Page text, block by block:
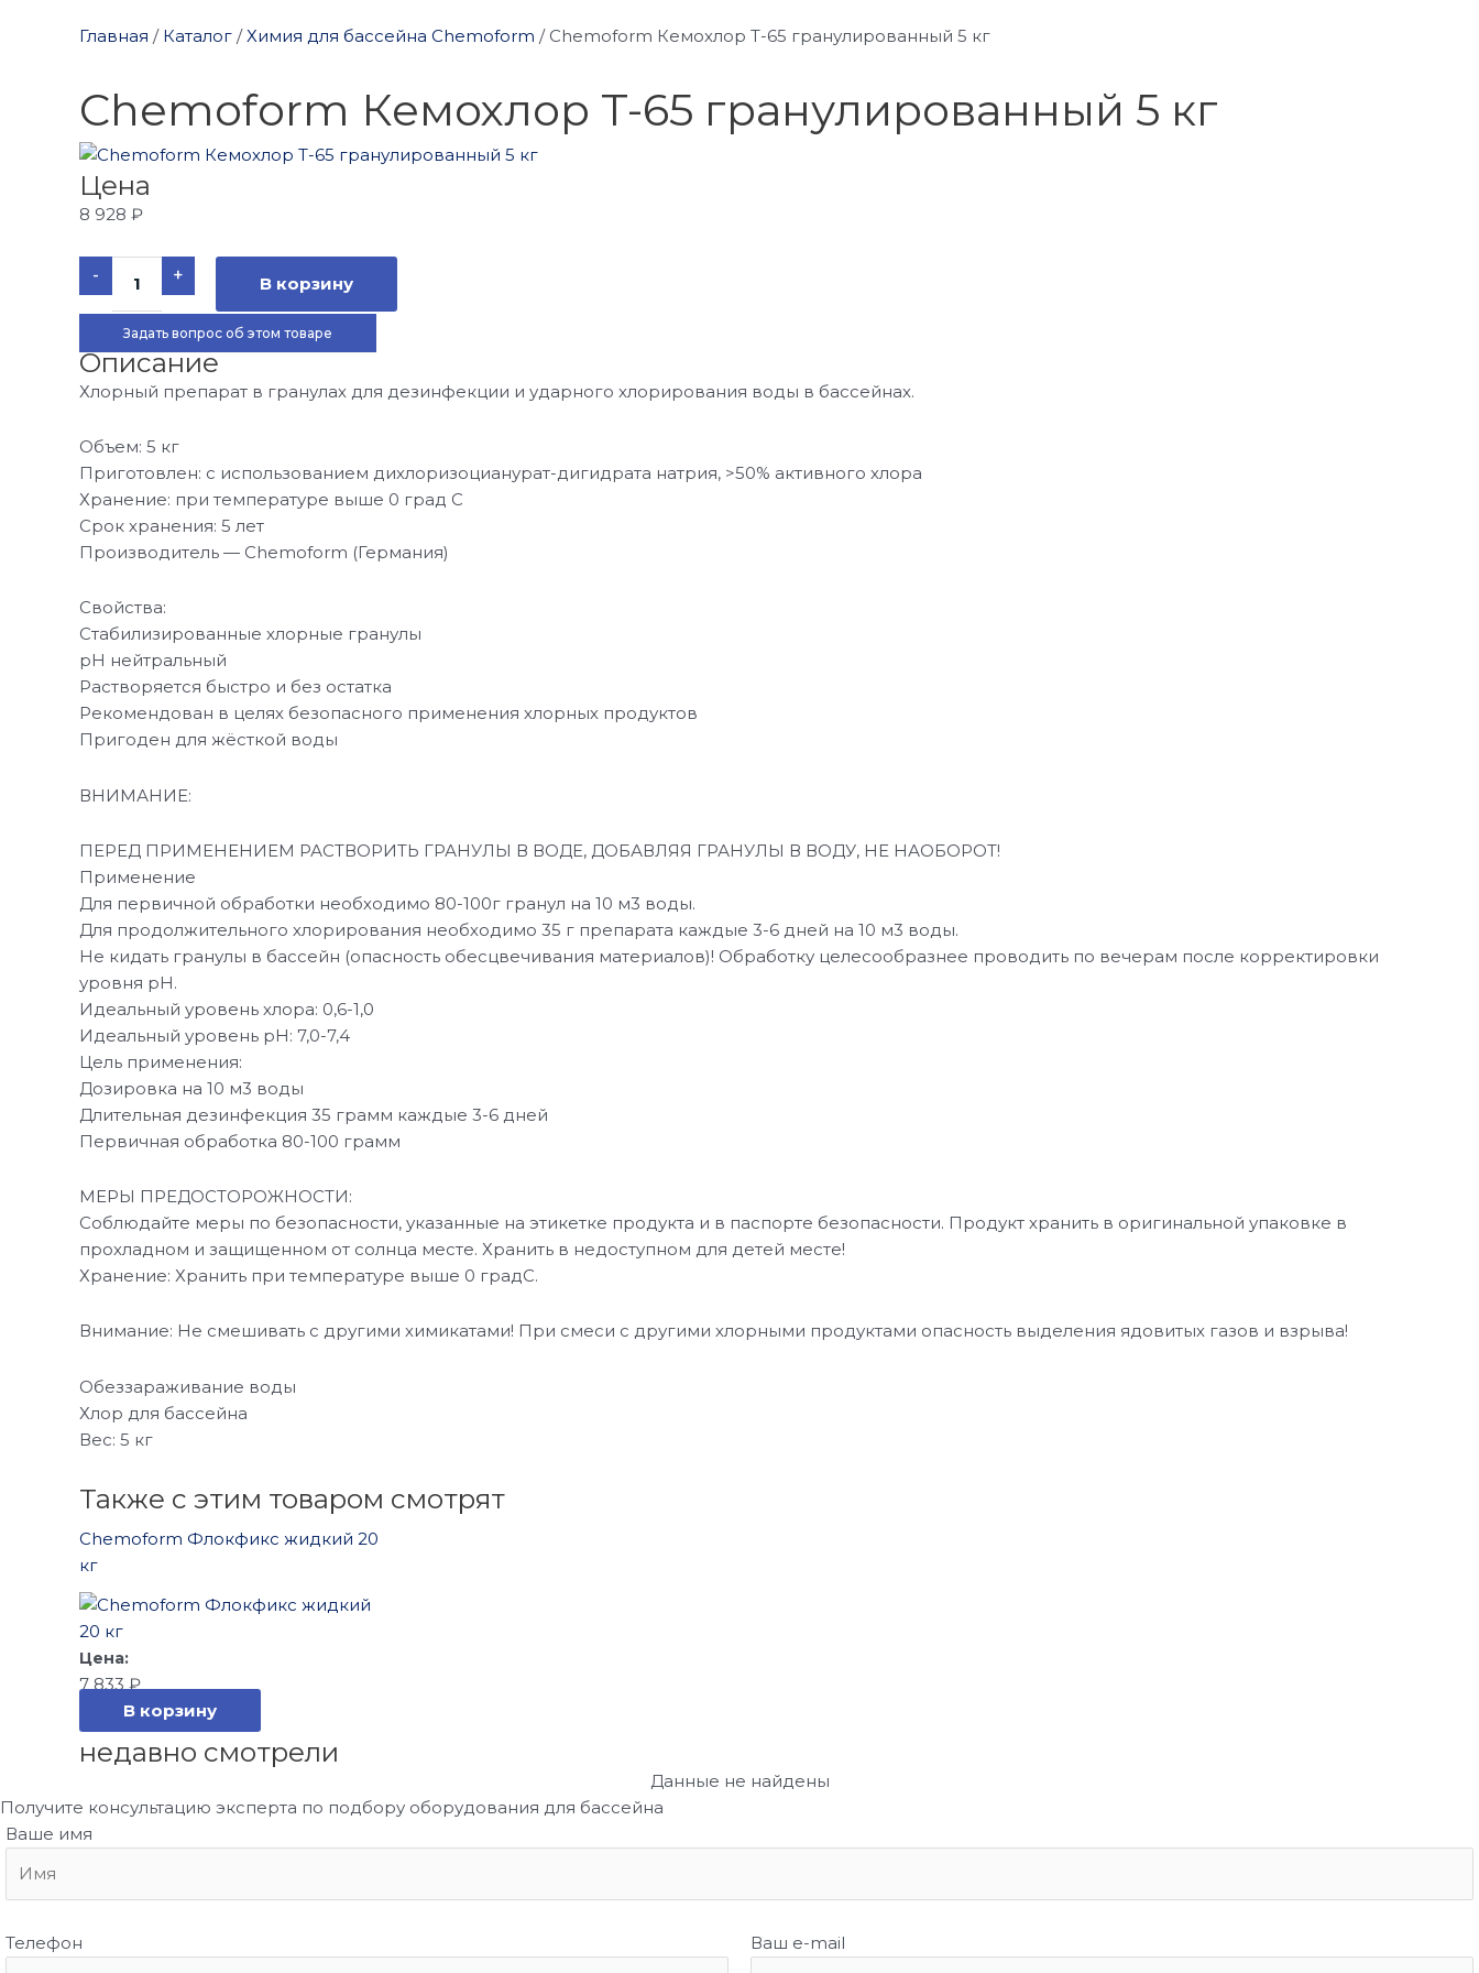
Главная / Каталог /Химия для бассейна Chemoform / Chemoform Кемохлор T-65 гранулированный 5 кг
Chemoform Кемохлор T-65 гранулированный 5 кг
Цена
8 928 ₽
-
Количество
товара
Chemoform
Кемохлор
T-
гранулированный
5
кг
+ В корзину
Задать вопрос об этом товаре
Описание
Хлорный препарат в гранулах для дезинфекции и ударного хлорирования воды в бассейнах.
Объем: 5 кг
Приготовлен: с использованием дихлоризоцианурат-дигидрата натрия, >50% активного хлора
Хранение: при температуре выше 0 град С
Срок хранения: 5 лет
Производитель — Chemoform (Германия)
Свойства:
Стабилизированные хлорные гранулы
рН нейтральный
Растворяется быстро и без остатка
Рекомендован в целях безопасного применения хлорных продуктов
Пригоден для жёсткой воды
ВНИМАНИЕ:
ПЕРЕД ПРИМЕНЕНИЕМ РАСТВОРИТЬ ГРАНУЛЫ В ВОДЕ, ДОБАВЛЯЯ ГРАНУЛЫ В ВОДУ, НЕ НАОБОРОТ!
Применение
Для первичной обработки необходимо 80-100г гранул на 10 м3 воды.
Для продолжительного хлорирования необходимо 35 г препарата каждые 3-6 дней на 10 м3 воды.
Не кидать гранулы в бассейн (опасность обесцвечивания материалов)! Обработку целесообразнее проводить по вечерам после корректировки
уровня рН.
Идеальный уровень хлора: 0,6-1,0
Идеальный уровень рН: 7,0-7,4
Цель применения:
Дозировка на 10 м3 воды
Длительная дезинфекция 35 грамм каждые 3-6 дней
Первичная обработка 80-100 грамм
МЕРЫ ПРЕДОСТОРОЖНОСТИ:
Соблюдайте меры по безопасности, указанные на этикетке продукта и в паспорте безопасности. Продукт хранить в оригинальной упаковке в
прохладном и защищенном от солнца месте. Хранить в недоступном для детей месте!
Хранение: Хранить при температуре выше 0 градС.
Внимание: Не смешивать с другими химикатами! При смеси с другими хлорными продуктами опасность выделения ядовитых газов и взрыва!
Обеззараживание воды
Хлор для бассейна
Вес: 5 кг
Также с этим товаром смотрят
Chemoform Флокфикс жидкий 20
кг
7 833₽
В корзину
недавно смотрели
Данные не найдены
Получите консультацию эксперта по подбору оборудования для бассейна
Ваше имя
Телефон Ваш e-mail